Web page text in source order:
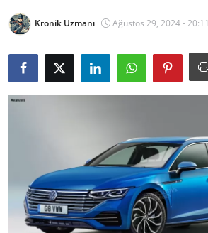
Vergi & ÖTV & MTV
Sorgulamalar
Bakım & Arıza Çözümleri
Elektrikli & Hibrit
Kiralama & Filo
Kronik Uzmanı Ağustos 29, 2024 - 20:11